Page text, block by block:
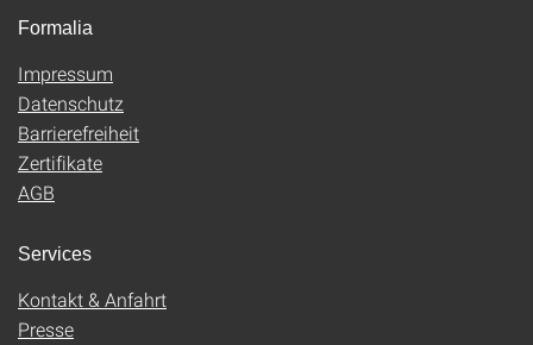
Formalia
Impressum
Datenschutz
Barrierefreiheit
Zertifikate
AGB
Services
Kontakt & Anfahrt
Presse